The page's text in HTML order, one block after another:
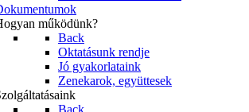
működünk?
Back
Oktatásunk rendje
Jó gyakorlataink
Zenekarok, együttesek
Back